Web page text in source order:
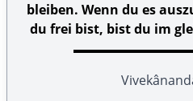
bleiben. Wenn du es
du frei bist, bist du im